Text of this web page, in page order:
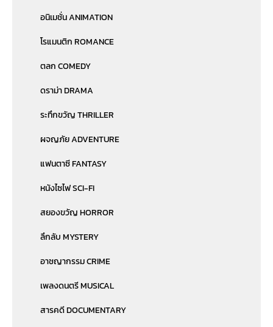
อนิเมชั่น ANIMATION
โรแมนติก ROMANCE
ตลก COMEDY
ดราม่า DRAMA
ระทึกขวัญ THRILLER
ผจญภัย ADVENTURE
แฟนตาซี FANTASY
หนังไซไฟ SCI-FI
สยองขวัญ HORROR
ลึกลับ MYSTERY
อาชญากรรม CRIME
เพลงดนตรี MUSICAL
สารคดี DOCUMENTARY